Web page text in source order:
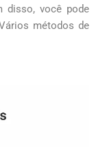
disso, você pode
métodos de